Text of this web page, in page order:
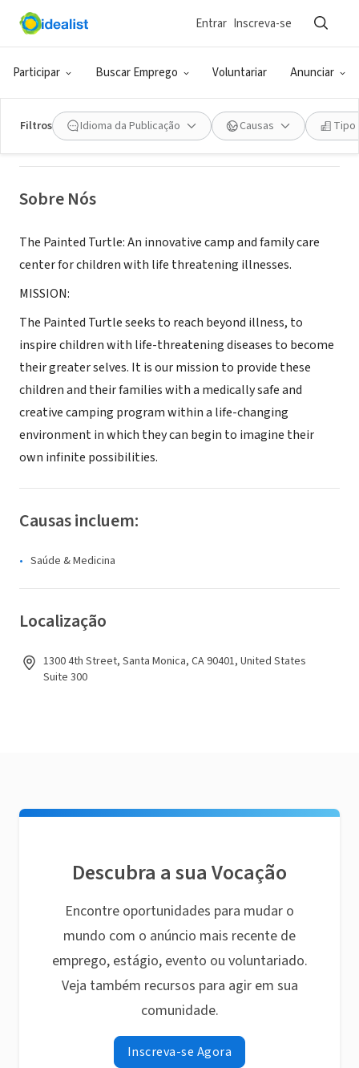
Participar Buscar Emprego Voluntariar Anunciar
Entrar Inscreva-se
Filtros Idioma da Publicação Causas Tipo
ONG (SETOR SOCIAL)
The Painted Turtle
Sobre Nós
The Painted Turtle: An innovative camp and family care
center for children with life threatening illnesses.
MISSION:
The Painted Turtle seeks to reach beyond illness, to
inspire children with life-threatening diseases to become
their greater selves. It is our mission to provide these
children and their families with a medically safe and
creative camping program within a life-changing
environment in which they can begin to imagine their
own infinite possibilities.
Causas incluem:
Saúde & Medicina
Localização
1300 4th Street, Santa Monica, CA 90401, United States
Suite 300
Descubra a sua Vocação
Encontre oportunidades para mudar o
mundo com o anúncio mais recente de
emprego, estágio, evento ou voluntariado.
Veja também recursos para agir em sua
comunidade.
Inscreva-se Agora